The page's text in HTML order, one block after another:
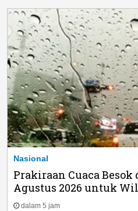
Nasional
Prakiraan Cuaca
Agustus 2026 untuk
dalam 5 jam